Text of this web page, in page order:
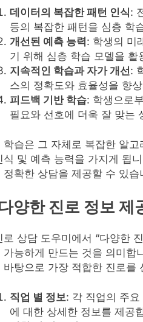
데이터의 복잡한 패턴 인식:
등의 복잡한 패턴을 심층 학
개선된 예측 능력: 학생의 미
기 위해 심층 학습 모델을 활
지속적인 학습과 자가 개선:
스의 정확도와 효율성을 향
피드백 기반 학습: 학생으로
필요와 선호에 더욱 잘 맞는
학습은 그 자체로 복잡한 알
식 및 예측 능력을 가지게 됩
정확한 상담을 제공할 수 있습
양한 진로 정보 제
로 상담 도우미에서 “다양한
가능하게 만드는 것을 의미합
바탕으로 가장 적합한 진로를
직업 별 정보: 각 직업의 주
에 대한 상세한 정보를 제공